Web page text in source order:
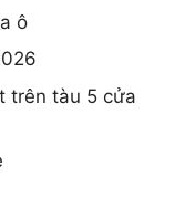
ô
trên tàu 5 cửa